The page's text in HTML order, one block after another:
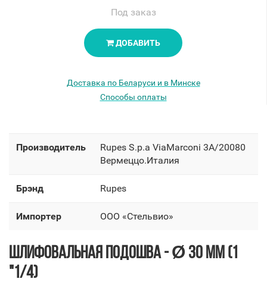
Под заказ
ДОБАВИТЬ
Доставка по Беларуси и в Минске
Способы оплаты
Производитель
Rupes S.p.a ViaMarconi 3A/20080
Вермеццо.Италия
Брэнд Rupes
Импортер OOO «Стельвио»
ШЛИФОВАЛЬНАЯ ПОДОШВА - Ø 30 ММ (1
"1/4)